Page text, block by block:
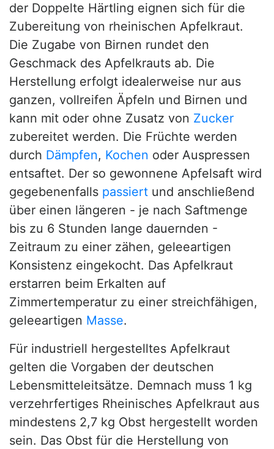
der Doppelte Härtling eignen sich für die
Zubereitung von rheinischen Apfelkraut.
Die Zugabe von Birnen rundet den
Geschmack des Apfelkrauts ab. Die
Herstellung erfolgt idealerweise nur aus
ganzen, vollreifen Äpfeln und Birnen und
kann mit oder ohne Zusatz von Zucker
zubereitet werden. Die Früchte werden
durch Dämpfen, Kochen oder Auspressen
entsaftet. Der so gewonnene Apfelsaft wird
gegebenenfalls passiert und anschließend
über einen längeren - je nach Saftmenge
bis zu 6 Stunden lange dauernden -
Zeitraum zu einer zähen, geleeartigen
Konsistenz eingekocht. Das Apfelkraut
erstarren beim Erkalten auf
Zimmertemperatur zu einer streichfähigen,
geleeartigen Masse.
Für industriell hergestelltes Apfelkraut
gelten die Vorgaben der deutschen
Lebensmitteleitsätze. Demnach muss 1 kg
verzehrfertiges Rheinisches Apfelkraut aus
mindestens 2,7 kg Obst hergestellt worden
sein. Das Obst für die Herstellung von